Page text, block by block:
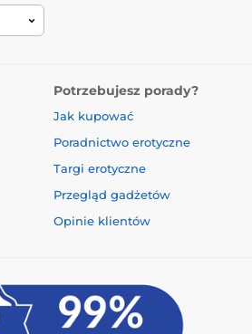
Potrzebujesz porady?
Jak kupować
Poradnictwo erotyczne
Targi erotyczne
Przegląd gadżetów
Opinie klientów